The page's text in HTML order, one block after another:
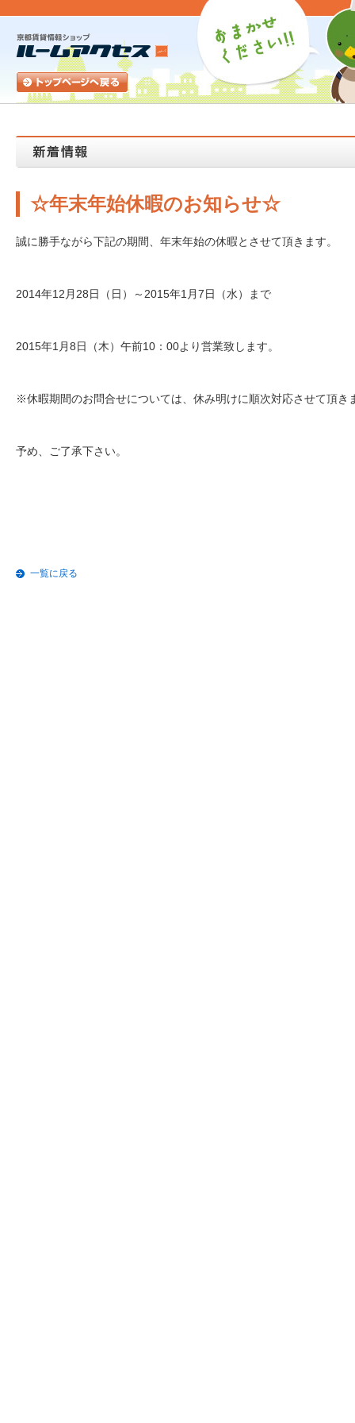
☆年末年始休暇のお知らせ☆
誠に勝手ながら下記の期間、年末年始の休暇とさせて頂きます。
2014年12月28日（日）～2015年1月7日（水）まで
2015年1月8日（木）午前10：00より営業致します。
※休暇期間のお問合せについては、休み明けに順次対応させて頂き
予め、ご了承下さい。
一覧に戻る